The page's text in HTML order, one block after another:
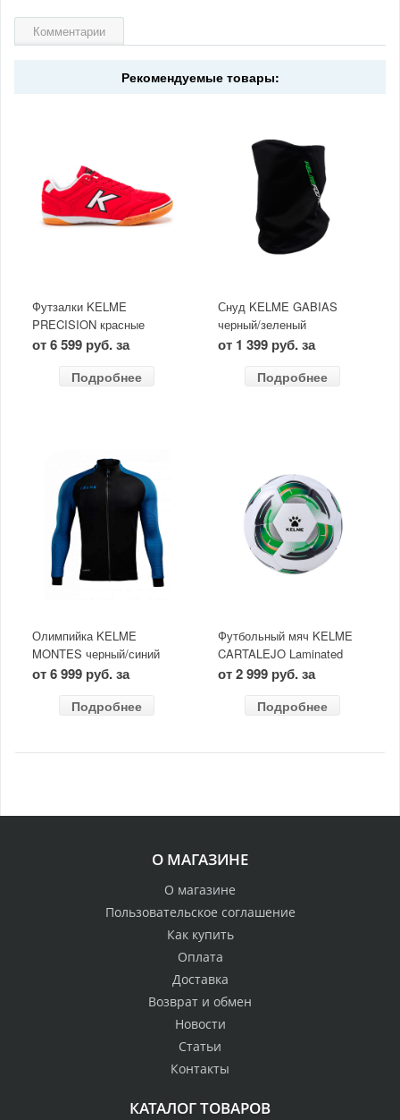
Комментарии
Рекомендуемые товары:
Футзалки KELME
PRECISION красные
от 6 599 руб. за
Подробнее
Снуд KELME GABIAS
черный/зеленый
от 1 399 руб. за
Подробнее
Олимпийка KELME
MONTES черный/синий
неон
от 6 999 руб. за
Подробнее
Футбольный мяч KELME
CARTALEJO Laminated
размер 5
от 2 999 руб. за
Подробнее
О МАГАЗИНЕ
О магазине
Пользовательское соглашение
Как купить
Оплата
Доставка
Возврат и обмен
Новости
Статьи
Контакты
КАТАЛОГ ТОВАРОВ